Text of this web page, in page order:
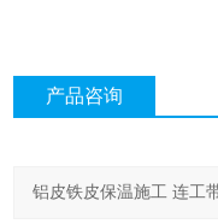
产品咨询